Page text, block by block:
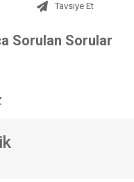
Tavsiye Et
Sorulan Sorular